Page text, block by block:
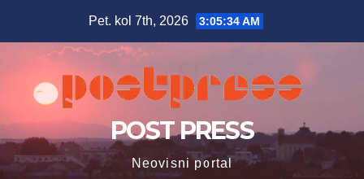
Pet. kol 7th, 2026 3:05:36 AM
POST PRESS
Neovisni portal